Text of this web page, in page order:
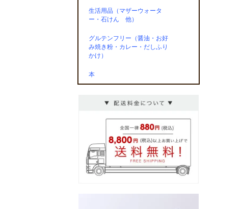
生活用品（マザーウォータ
ー・石けん 他）
グルテンフリー（醤油・お好
み焼き粉・カレー・だしふり
かけ）
本